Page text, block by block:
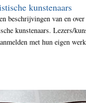
kunstenaars
beschrijvingen van en
kunstenaars. Lezers/
met hun eigen